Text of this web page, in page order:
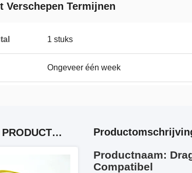
Verschepen Termijnen
1 stuks
Ongeveer één week
VERWANTE PRODUCTEN
Productnaam:
Compatibel